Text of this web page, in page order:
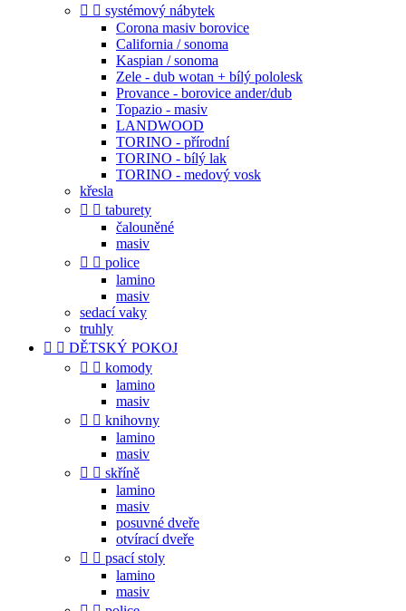
  systémový nábytek
Corona masiv borovice
California / sonoma
Kaspian / sonoma
Zele - dub wotan + bílý pololesk
Provance - borovice ander/dub
Topazio - masiv
LANDWOOD
TORINO - přírodní
TORINO - bílý lak
TORINO - medový vosk
křesla
  taburety
čalouněné
masiv
  police
lamino
masiv
sedací vaky
truhly
  DĚTSKÝ POKOJ
  komody
lamino
masiv
  knihovny
lamino
masiv
  skříně
lamino
masiv
posuvné dveře
otvírací dveře
  psací stoly
lamino
masiv